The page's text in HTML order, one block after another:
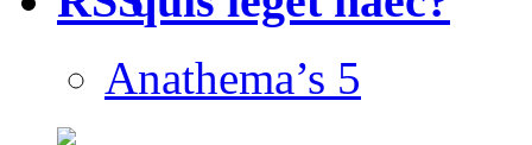
Anathema’s 5